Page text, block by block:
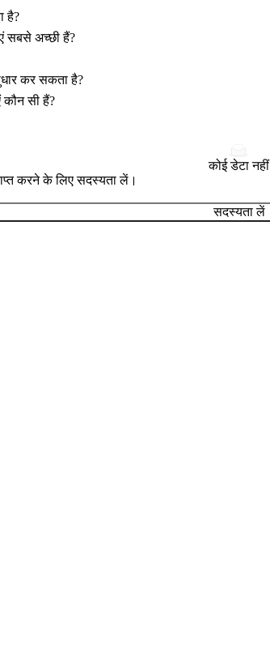
है?
सबसे अच्छी हैं?
कर सकता है?
सी हैं?
कोई डेटा नहीं
करने के लिए सदस्यता लें।
सदस्यता लें